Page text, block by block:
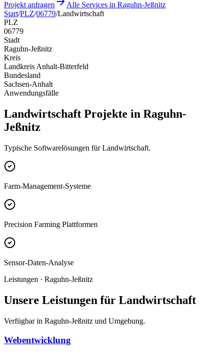
Projekt anfragen
Alle Services in Raguhn-Jeßnitz
Start/PLZ/06779/Landwirtschaft
PLZ
06779
Stadt
Raguhn-Jeßnitz
Kreis
Landkreis Anhalt-Bitterfeld
Bundesland
Sachsen-Anhalt
Anwendungsfälle
Landwirtschaft Projekte in Raguhn-
Jeßnitz
Typische Softwarelösungen für Landwirtschaft.
Farm-Management-Systeme
Precision Farming Plattformen
Sensor-Daten-Analyse
Leistungen · Raguhn-Jeßnitz
Unsere Leistungen für Landwirtschaft
Verfügbar in Raguhn-Jeßnitz und Umgebung.
Webentwicklung